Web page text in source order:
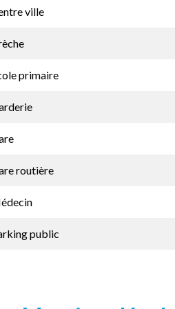
ville
primaire
routière
public